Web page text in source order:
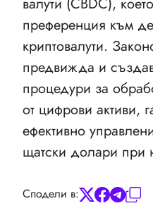
преференция към
криптовалути.
предвижда и
процедури за
от цифрови активи,
ефективно
щатски долари при
Сподели в: